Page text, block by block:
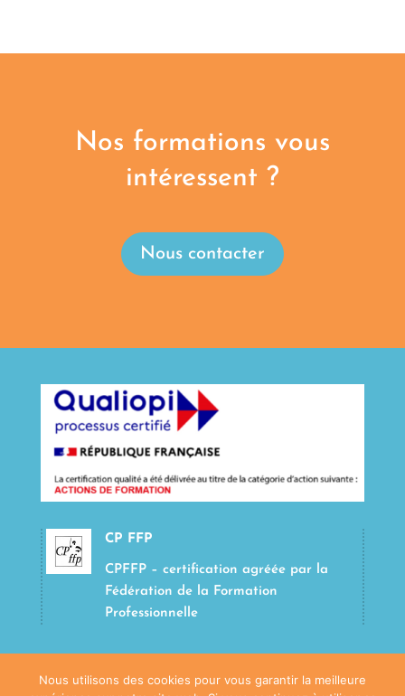
Nos formations vous
intéressent ?
Nous contacter
CP FFP
CPFFP – certification agréée par la
Fédération de la Formation
Professionnelle
Nous utilisons des cookies pour vous garantir la meilleure